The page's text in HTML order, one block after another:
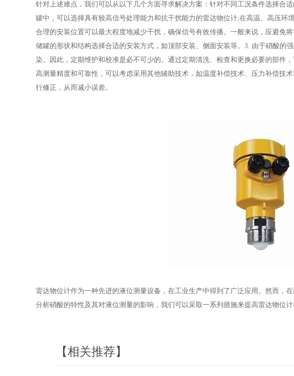
针对上述难点，我们可以从以下几个方面寻求解决方案：针对不同工况条件选择合
罐中，可以选择具有较高信号处理能力和抗干扰能力的雷达物位计;在高温、高压环
合理的安装位置可以最大程度地减少干扰，确保信号有效传播。一般来说，应避免
储罐的形状和结构选择合适的安装方式，如顶部安装、侧面安装等。3. 由于硝酸的
染。因此，定期维护和校准是必不可少的。通过定期清洗、检查和更换必要的部件
高测量精度和可靠性，可以考虑采用其他辅助技术，如温度补偿技术、压力补偿技
行修正，从而减小误差。
雷达物位计作为一种先进的液位测量设备，在工业生产中得到了广泛应用。然而，
分析硝酸的特性及其对液位测量的影响，我们可以采取一系列措施来提高雷达物位计
【相关推荐】